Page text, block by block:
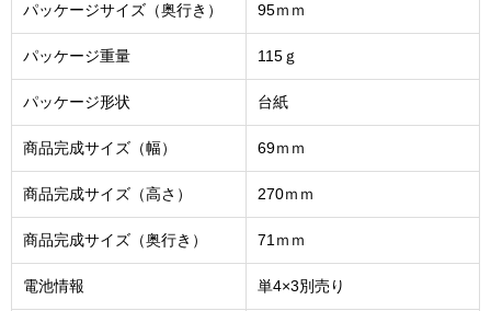
パッケージサイズ（奥行き） 95ｍｍ
パッケージ重量 115ｇ
パッケージ形状 台紙
商品完成サイズ（幅） 69ｍｍ
商品完成サイズ（高さ） 270ｍｍ
商品完成サイズ（奥行き） 71ｍｍ
電池情報 単4×3別売り